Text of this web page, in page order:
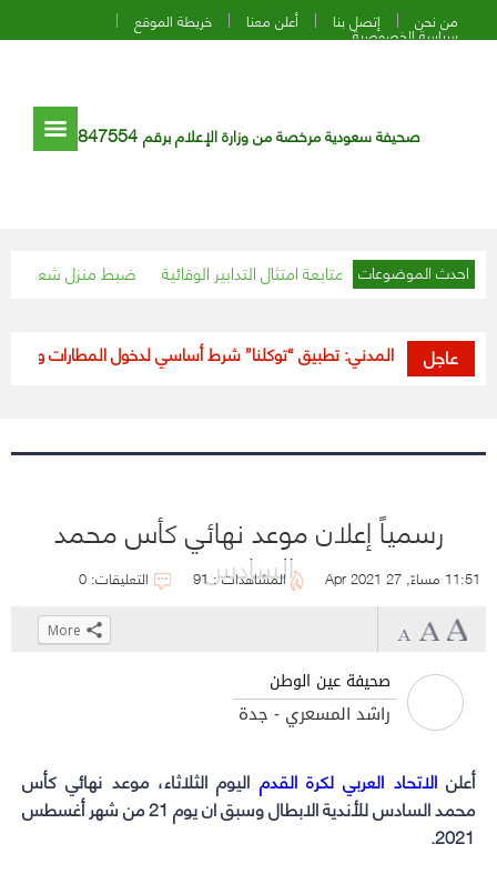
من نحن إتصل بنا أعلن معنا خريطة الموقع
سياسة الخصوصية
صحيفة سعودية مرخصة من وزارة الإعلام برقم 847554
احدث الموضوعات ضبط منزل شعبي لتجهيز البسطات وإتلاف 170 كيلو التدابير الوقائية
عاجل
الطيران المدني: تطبيق “توكلنا” شرط أساسي لدخول المطارات وصعود
رسمياً إعلان موعد نهائي كأس محمد
السادس 11:51 مساءً, 27 Apr 2021 المشاهدات : 91 التعليقات: 0
صحيفة عين الوطن
راشد المسعري - جدة
أعلنالاتحاد العربي لكرة القدم اليوم الثلاثاء، موعد نهائي كأس
محمد السادس
للأندية الابطال وسبق ان يوم 21 من شهر أغسطس
2021.
(Opens
in
(Opens
in
(Opens
in
Click
(Opens
in
More